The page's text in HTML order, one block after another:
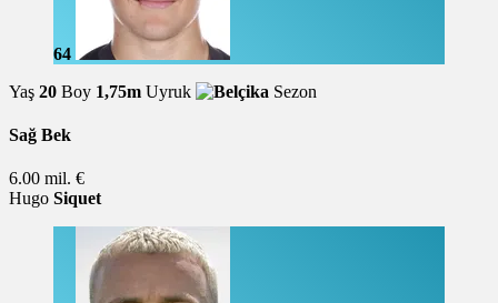
64
Yaş 20 Boy 1,75m Uyruk Sezon
Sağ Bek
6.00 mil. €
Hugo Siquet